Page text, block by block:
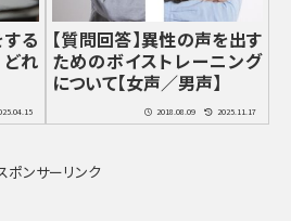
る
どれ
【質問回答】異性の声を出す
ためのボイストレーニング
について【女声／男声】
2018.08.09 2025.11.17
ポンサーリンク